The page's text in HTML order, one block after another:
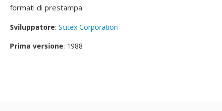
formati di prestampa.
Sviluppatore: Scitex Corporation
Prima versione: 1988